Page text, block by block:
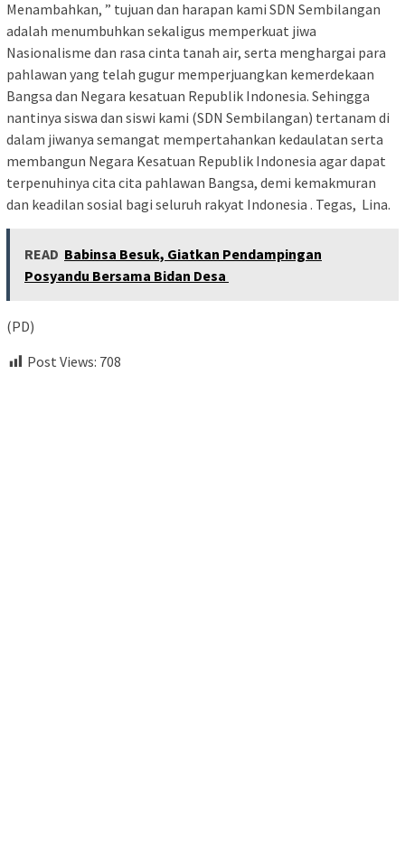
Menambahkan, ” tujuan dan harapan kami SDN Sembilangan
adalah menumbuhkan sekaligus memperkuat jiwa
Nasionalisme dan rasa cinta tanah air, serta menghargai para
pahlawan yang telah gugur memperjuangkan kemerdekaan
Bangsa dan Negara kesatuan Republik Indonesia. Sehingga
nantinya siswa dan siswi kami (SDN Sembilangan) tertanam di
dalam jiwanya semangat mempertahankan kedaulatan serta
membangun Negara Kesatuan Republik Indonesia agar dapat
terpenuhinya cita cita pahlawan Bangsa, demi kemakmuran
dan keadilan sosial bagi seluruh rakyat Indonesia . Tegas, Lina.
READ Babinsa Besuk, Giatkan Pendampingan
Posyandu Bersama Bidan Desa
(PD)
Post Views: 708